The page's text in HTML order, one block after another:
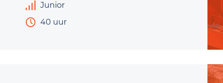
Junior
40 uur